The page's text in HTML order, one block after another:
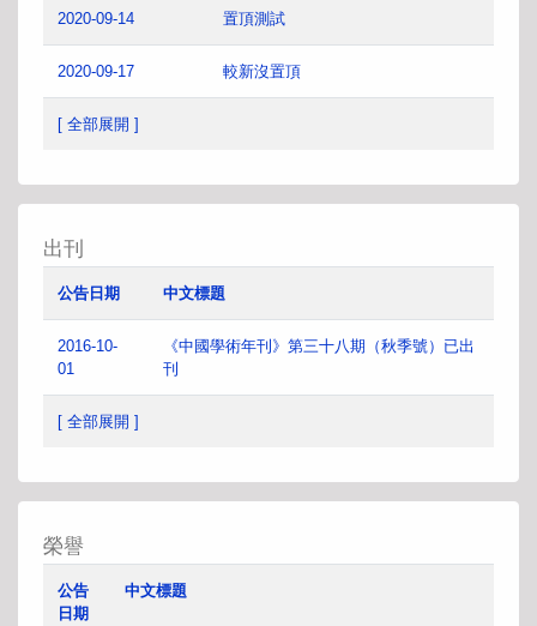
2020-09-14 置頂測試
2020-09-17 較新沒置頂
[ 全部展開 ]
出刊
公告日期 中文標題
2016-10-
01
《中國學術年刊》第三十八期（秋季號）已出
刊
[ 全部展開 ]
榮譽
公告
日期
中文標題